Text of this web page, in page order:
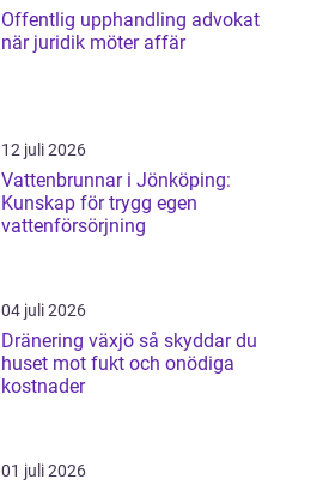
Offentlig upphandling advokat
när juridik möter affär
12 juli 2026
Vattenbrunnar i Jönköping:
Kunskap för trygg egen
vattenförsörjning
04 juli 2026
Dränering växjö så skyddar du
huset mot fukt och onödiga
kostnader
01 juli 2026